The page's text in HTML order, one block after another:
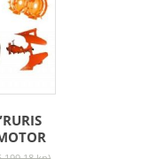
Izvorna